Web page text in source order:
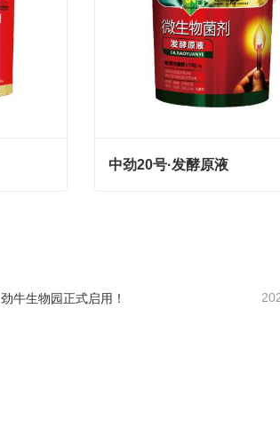
中劲20号·发酵原液
劲牛生物园正式启用！